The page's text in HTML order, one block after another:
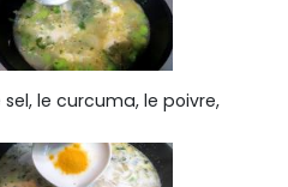
le curcuma, le poivre,